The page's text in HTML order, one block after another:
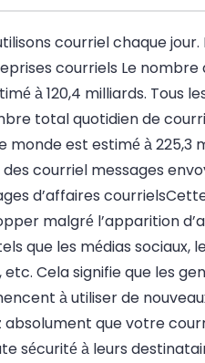
courrielchaque jour.
courriels Le nombre
à 120,4 milliards. Tous
total quotidien de
monde est estimé à 225,3
courriel messages
d’affaires courriels
malgré l’apparition
que les médias sociaux,
Cela signifie que les
à utiliser de
absolument que votre
sécurité à leurs